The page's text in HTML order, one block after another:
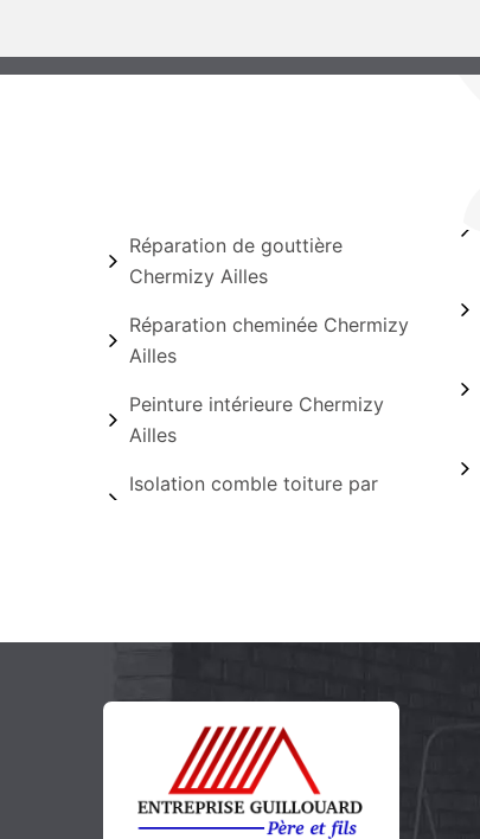
Réparation de gouttière
Chermizy Ailles
Réparation cheminée Chermizy
Ailles
Peinture intérieure Chermizy
Ailles
Isolation comble toiture par